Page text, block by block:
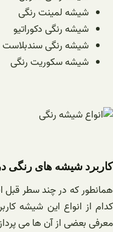
شیشه لمینت رنگی
شیشه رنگی دکوراتیو
شیشه رنگی سندبلاست
شیشه سکوریت رنگی
کاربرد شیشه های رنگی
همانطور که در چند سطر قبل
کدام از انواع این شیشه
معرفی بعضی از آن ها می